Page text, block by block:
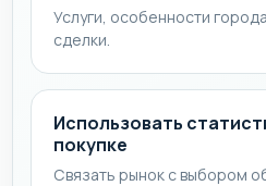
Услуги, особенности
сделки.
Использовать
покупке
Связать рынок с выбором